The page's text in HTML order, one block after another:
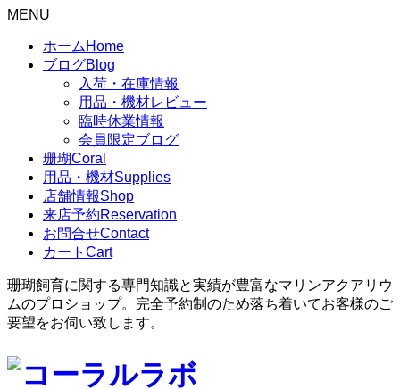
MENU
ホーム Home
ブログBlog
入荷・在庫情報
用品・機材レビュー
臨時休業情報
会員限定ブログ
珊瑚Coral
用品・機材Supplies
店舗情報Shop
来店予約Reservation
お問合せContact
カート Cart
珊瑚飼育に関する専門知識と実績が豊富なマリンアクアリウ
ムのプロショップ。完全予約制のため落ち着いてお客様のご
要望をお伺い致します。